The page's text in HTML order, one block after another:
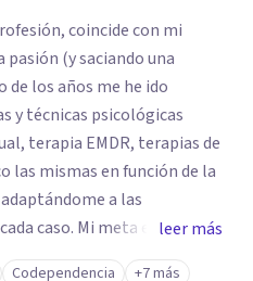
coincide con mi
pasión (y saciando una
los años me he ido
y técnicas psicológicas
terapia EMDR, terapias de
las mismas en función de la
a las
caso. Mi meta es que el
psicoemocionales que
leer más
Codependencia +7 más